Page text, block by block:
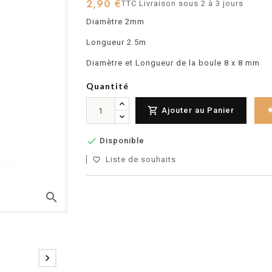
search

2,90 €TTC Livraison sous 2 à 3 jours
Diamètre 2mm
Longueur 2.5m
Diamètre et Longueur de la boule 8 x 8 mm
Quantité
 Ajouter au Panier
 Disponible
favorite_border Liste de souhaits